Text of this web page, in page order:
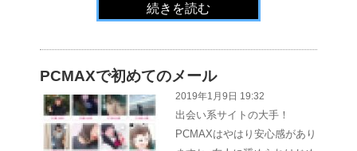
続きを読む
PCMAXで初めてのメール
2019年1月9日 19:32
出会い系サイトの大手！
PCMAXはやはり安心感があり